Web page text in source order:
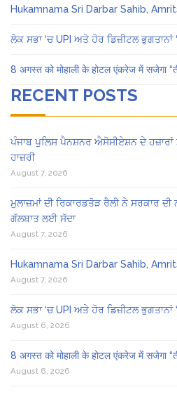
Hukamnama Sri Darbar Sahib,
ਲੋਕ ਸਭਾ ‘ਚ UPI ਅਤੇ ਹੋਰ ਡਿਜ਼ੀਟਲ
8 अगस्त को मोहाली के होटल एंकरेज में सजेगा
RECENT POSTS
ਪੰਜਾਬ ਪੁਲਿਸ ਪੈਨਸ਼ਨਰ ਐਸੋਸੀਏਸ਼ਨ ਦੇ ਹਜ਼ਾਰਾਂ
ਹਾਜ਼ਰੀ
August 7, 2026
ਮੁਲਾਜ਼ਮਾਂ ਦੀ ਰਿਕਾਰਡਤੋੜ ਰੈਲੀ ਨੇ ਸਰਕਾਰ
ਗੱਲਬਾਤ ਲਈ ਸੱਦਾ
August 7, 2026
Hukamnama Sri Darbar Sahib,
August 7, 2026
ਲੋਕ ਸਭਾ ‘ਚ UPI ਅਤੇ ਹੋਰ ਡਿਜ਼ੀਟਲ
August 6, 2026
8 अगस्त को मोहाली के होटल एंकरेज में सजेगा
August 6, 2026